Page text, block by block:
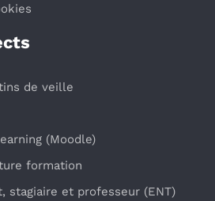
de veille
(Moodle)
formation
stagiaire et professeur (ENT)